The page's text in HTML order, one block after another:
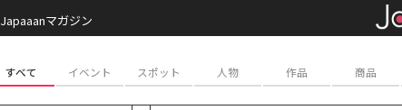
Japaaanマガジン
すべて イベント スポット 人物 作品 商品